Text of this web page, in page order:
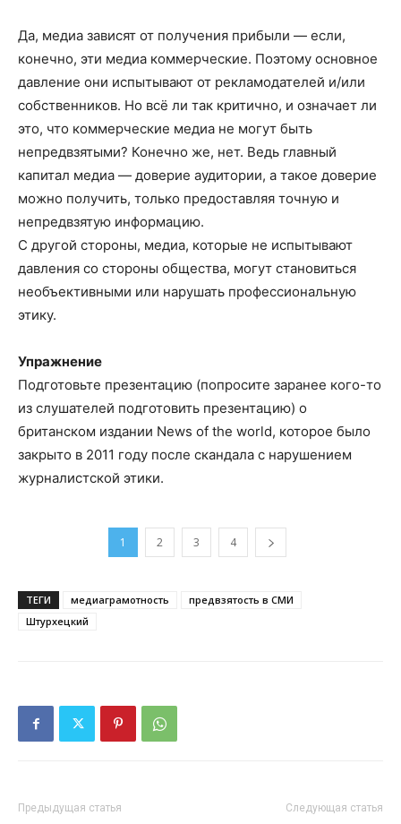
Да, медиа зависят от получения прибыли — если,
конечно, эти медиа коммерческие. Поэтому основное
давление они испытывают от рекламодателей и/или
собственников. Но всё ли так критично, и означает ли
это, что коммерческие медиа не могут быть
непредвзятыми? Конечно же, нет. Ведь главный
капитал медиа — доверие аудитории, а такое доверие
можно получить, только предоставляя точную и
непредвзятую информацию.
С другой стороны, медиа, которые не испытывают
давления со стороны общества, могут становиться
необъективными или нарушать профессиональную
этику.
Упражнение
Подготовьте презентацию (попросите заранее кого-то
из слушателей подготовить презентацию) о
британском издании News of the world, которое было
закрыто в 2011 году после скандала с нарушением
журналистской этики.
1 2 3 4
ТЕГИ медиаграмотность
предвзятость в СМИ
Штурхецкий
Предыдущая статья Следующая статья